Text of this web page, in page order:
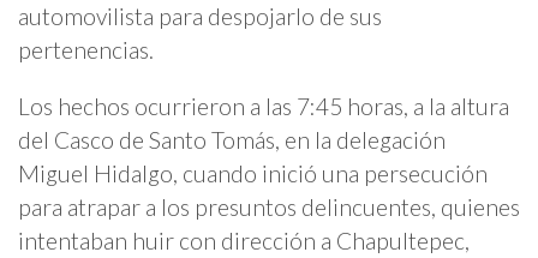
automovilista para despojarlo de sus
pertenencias.
Los hechos ocurrieron a las 7:45 horas, a la altura
del Casco de Santo Tomás, en la delegación
Miguel Hidalgo, cuando inició una persecución
para atrapar a los presuntos delincuentes, quienes
intentaban huir con dirección a Chapultepec,